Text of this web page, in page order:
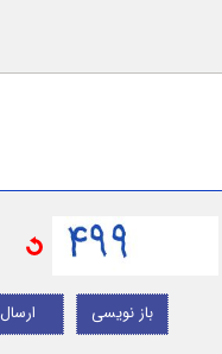
ارسال باز نویسی